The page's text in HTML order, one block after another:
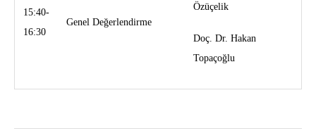
15:40-
16:30
Genel Değerlendirme
Özüçelik
Doç. Dr. Hakan
Topaçoğlu